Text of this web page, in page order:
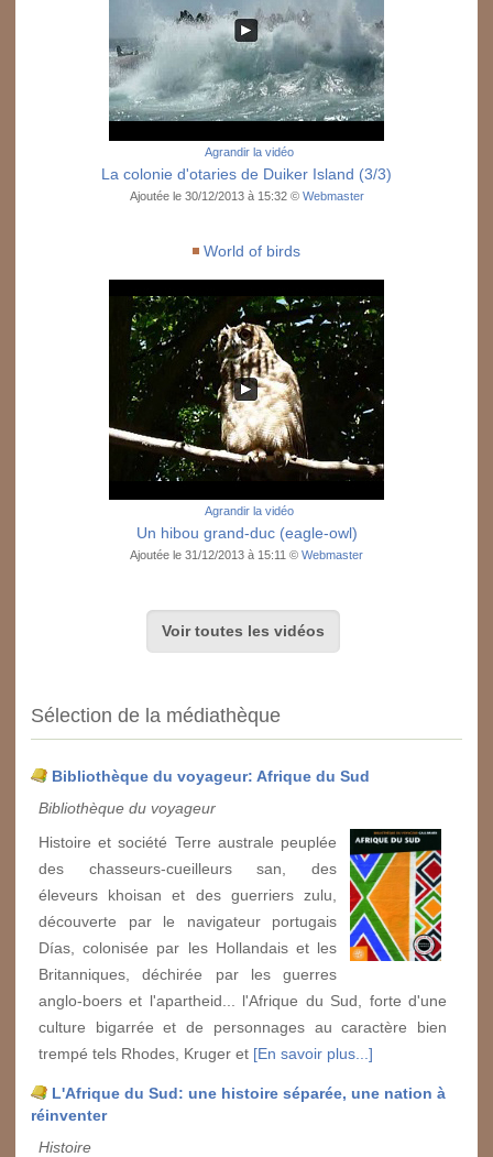
Agrandir la vidéo
La colonie d'otaries de Duiker Island (3/3)
Ajoutée le 30/12/2013 à 15:32 © Webmaster
World of birds
Agrandir la vidéo
Un hibou grand-duc (eagle-owl)
Ajoutée le 31/12/2013 à 15:11 © Webmaster
Voir toutes les vidéos
Sélection de la médiathèque
Bibliothèque du voyageur: Afrique du Sud
Bibliothèque du voyageur
Histoire et société Terre australe peuplée
des chasseurs-cueilleurs san, des
éleveurs khoisan et des guerriers zulu,
découverte par le navigateur portugais
Días, colonisée par les Hollandais et les
Britanniques, déchirée par les guerres
anglo-boers et l'apartheid... l'Afrique du Sud, forte d'une
culture bigarrée et de personnages au caractère bien
trempé tels Rhodes, Kruger et [En savoir plus...]
L'Afrique du Sud: une histoire séparée, une nation à
réinventer
Histoire